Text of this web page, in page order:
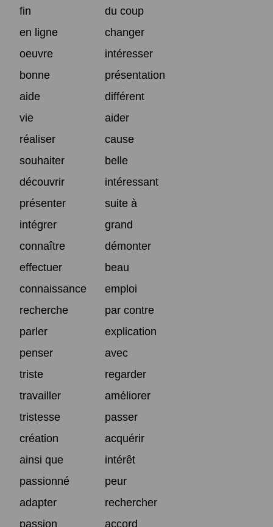
fin
du coup
en ligne
changer
oeuvre
intéresser
bonne
présentation
aide
différent
vie
aider
réaliser
cause
souhaiter
belle
découvrir
intéressant
présenter
suite à
intégrer
grand
connaître
démonter
effectuer
beau
connaissance
emploi
recherche
par contre
parler
explication
penser
avec
triste
regarder
travailler
améliorer
tristesse
passer
création
acquérir
ainsi que
intérêt
passionné
peur
adapter
rechercher
passion
accord